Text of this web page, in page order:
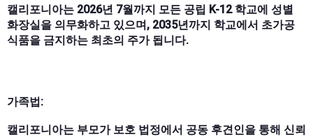
캘리포니아는 2026년 7월까지 모든 공립 K-12 학교에 성별
화장실을 의무화하고 있으며, 2035년까지 학교에서 초가공
식품을 금지하는 최초의 주가 됩니다.
가족법:
캘리포니아는 부모가 보호 법정에서 공동 후견인을 통해 신뢰